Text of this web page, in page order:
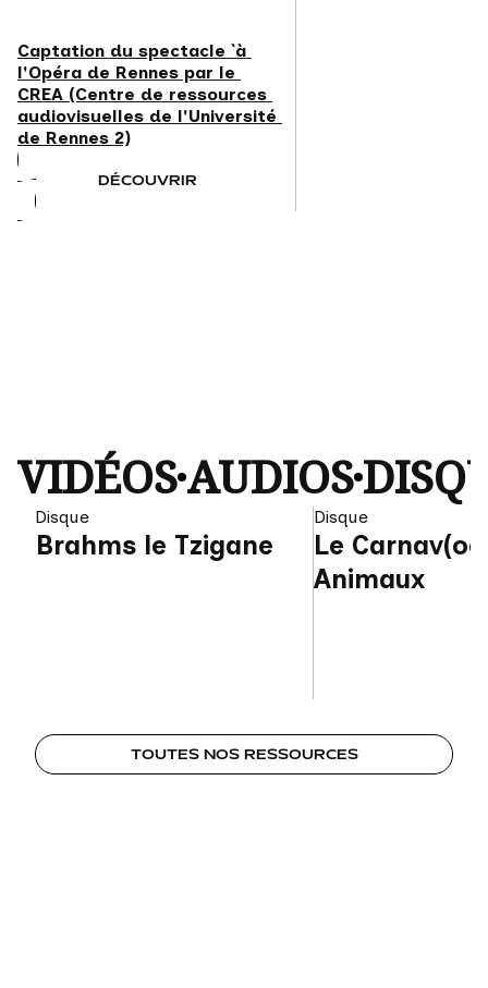
Captation du spectacle `à
l'Opéra de Rennes par le
CREA (Centre de ressources
audiovisuelles de l'Université
de Rennes 2)
DÉCOUVRIR
VIDÉOSAUDIOS
Disque
Brahms le Tzigane
Disque
Le
Animaux
TOUTES NOS RESSOURCES